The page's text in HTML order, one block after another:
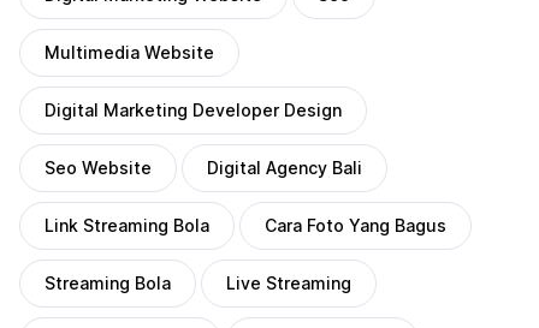
Multimedia Website
Digital Marketing Developer Design
Seo Website Digital Agency Bali
Link Streaming Bola Cara Foto Yang Bagus
Streaming Bola Live Streaming